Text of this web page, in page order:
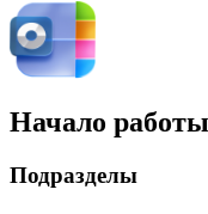
Начало работы
Подразделы